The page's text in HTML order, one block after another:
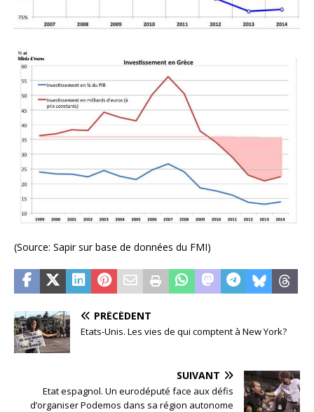
(Source: Sapir sur base de données du FMI)
PRÉCÉDENT
Etats-Unis. Les vies de qui comptent à New York?
SUIVANT
Etat espagnol. Un eurodéputé face aux défis
d’organiser Podemos dans sa région autonome